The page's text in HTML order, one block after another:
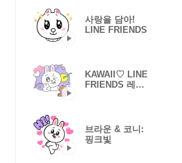
사랑을 담아!
LINE FRIENDS
KAWAII♡ LINE
FRIENDS 레트
브라운 & 코니:
핑크빛